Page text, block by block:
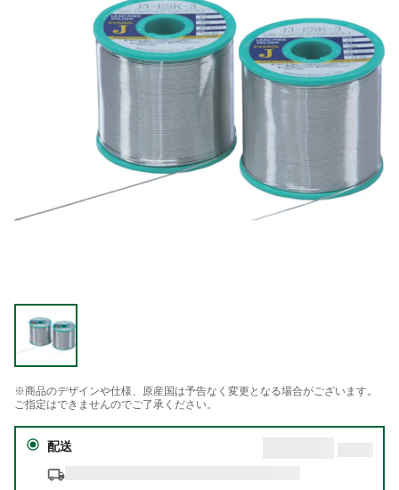
※商品のデザインや仕様、原産国は予告なく変更となる場合がございます。
ご指定はできませんのでご了承ください。
配送